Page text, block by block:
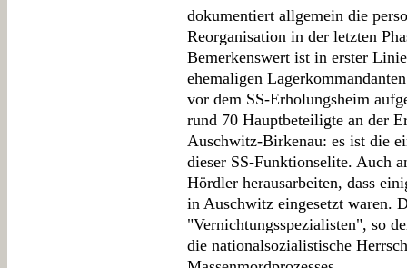
dokumentiert allgemein die
Reorganisation in der letzten
Bemerkenswert ist in erster
ehemaligen
vor dem SS-Erholungsheim
rund 70 Hauptbeteiligte an der
Auschwitz-Birkenau: es ist die
dieser SS-Funktionselite. Auch
Hördler herausarbeiten, dass
in Auschwitz eingesetzt waren.
"Vernichtungsspezialisten", so
die nationalsozialistische